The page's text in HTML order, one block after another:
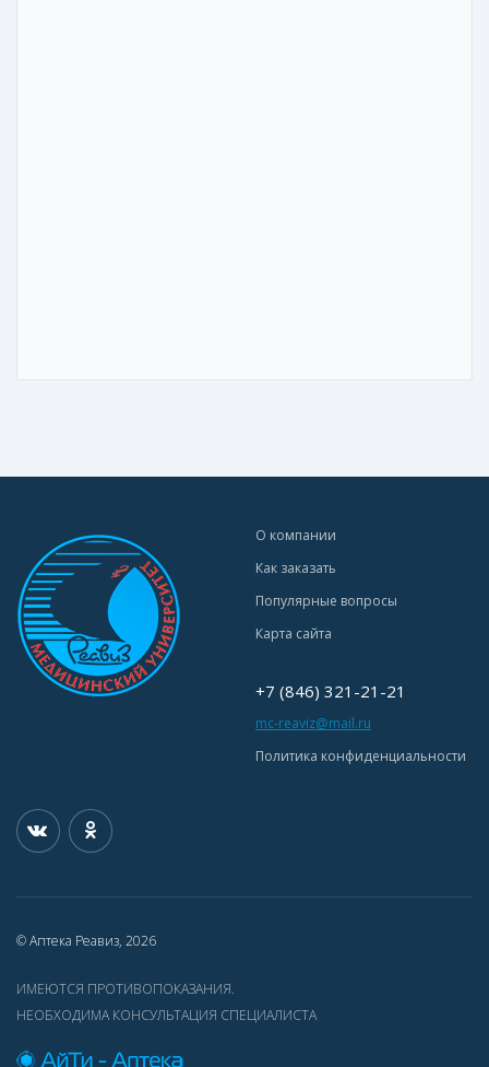
О компании
Как заказать
Популярные вопросы
Карта сайта
+7 (846) 321-21-21
mc-reaviz@mail.ru
Политика конфиденциальности
© Аптека Реавиз, 2026
ИМЕЮТСЯ ПРОТИВОПОКАЗАНИЯ.
НЕОБХОДИМА КОНСУЛЬТАЦИЯ СПЕЦИАЛИСТА